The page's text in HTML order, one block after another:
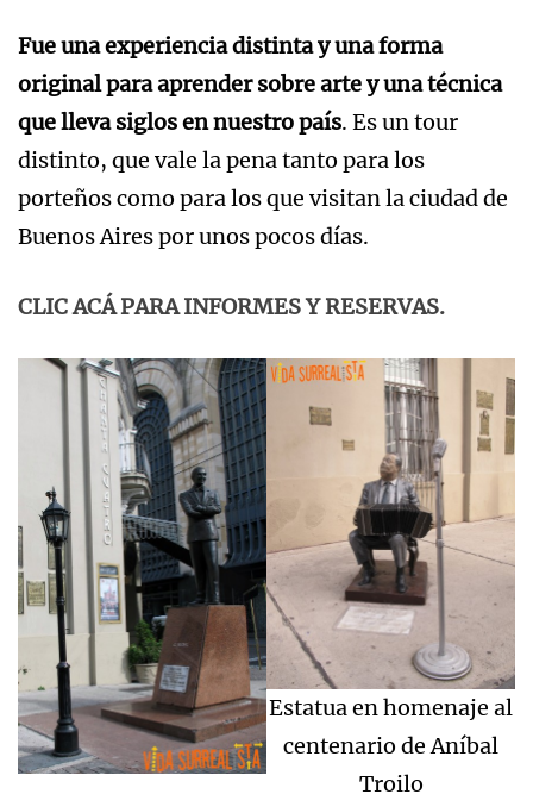
Fue una experiencia distinta y una forma
original para aprender sobre arte y una técnica
que lleva siglos en nuestro país. Es un tour
distinto, que vale la pena tanto para los
porteños como para los que visitan la ciudad de
Buenos Aires por unos pocos días.
CLIC ACÁ PARA INFORMES Y RESERVAS.
Estatua en homenaje al
centenario de Aníbal
Troilo